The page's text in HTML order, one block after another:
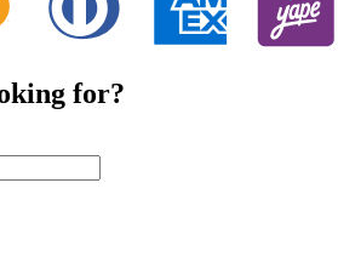
for?